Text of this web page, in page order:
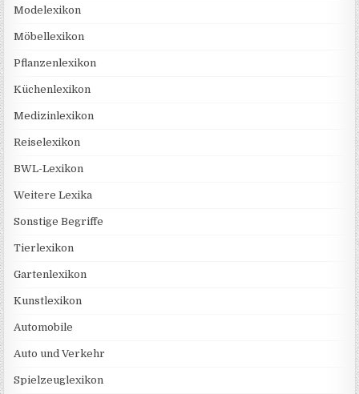
Modelexikon
Möbellexikon
Pflanzenlexikon
Küchenlexikon
Medizinlexikon
Reiselexikon
BWL-Lexikon
Weitere Lexika
Sonstige Begriffe
Tierlexikon
Gartenlexikon
Kunstlexikon
Automobile
Auto und Verkehr
Spielzeuglexikon